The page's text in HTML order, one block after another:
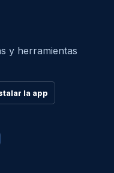
y herramientas
la app